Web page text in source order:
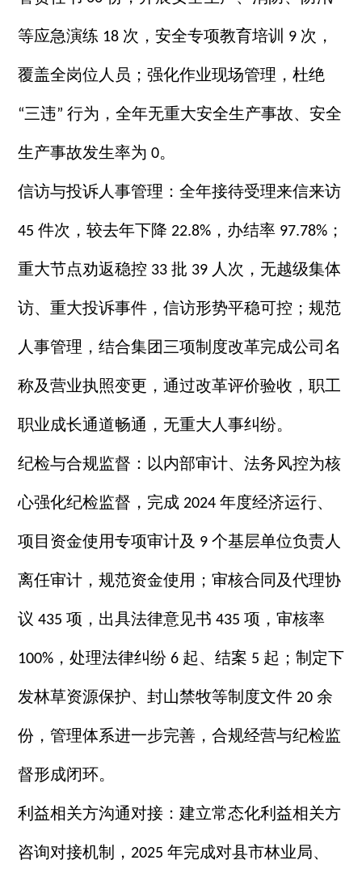
等应急演练 18 次，安全专项教育培训 9 次，
覆盖全岗位人员；强化作业现场管理，杜绝
“三违” 行为，全年无重大安全生产事故、安全
生产事故发生率为 0。
信访与投诉人事管理：全年接待受理来信来访
45 件次，较去年下降 22.8%，办结率 97.78%；
重大节点劝返稳控 33 批 39 人次，无越级集体
访、重大投诉事件，信访形势平稳可控；规范
人事管理，结合集团三项制度改革完成公司名
称及营业执照变更，通过改革评价验收，职工
职业成长通道畅通，无重大人事纠纷。
纪检与合规监督：以内部审计、法务风控为核
心强化纪检监督，完成2024 年度经济运行、
项目资金使用专项审计及 9 个基层单位负责人
离任审计，规范资金使用；审核合同及代理协
议 435 项，出具法律意见书 435 项，审核率
100%，处理法律纠纷 6 起、结案 5 起；制定下
发林草资源保护、封山禁牧等制度文件 20 余
份，管理体系进一步完善，合规经营与纪检监
督形成闭环。
利益相关方沟通对接：建立常态化利益相关方
咨询对接机制， 2025 年完成对县市林业局、